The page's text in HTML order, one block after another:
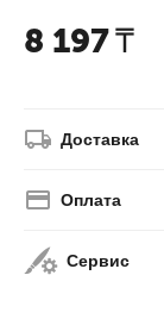
8 197₸
Доставка
Оплата
Сервис